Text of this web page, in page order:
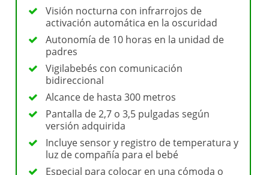
Visión nocturna con infrarrojos de
activación automática en la oscuridad
Autonomía de 10 horas en la unidad de
padres
Vigilabebés con comunicación
bidireccional
Alcance de hasta 300 metros
Pantalla de 2,7 o 3,5 pulgadas según
versión adquirida
Incluye sensor y registro de temperatura y
luz de compañía para el bebé
Especial para colocar en una cómoda o